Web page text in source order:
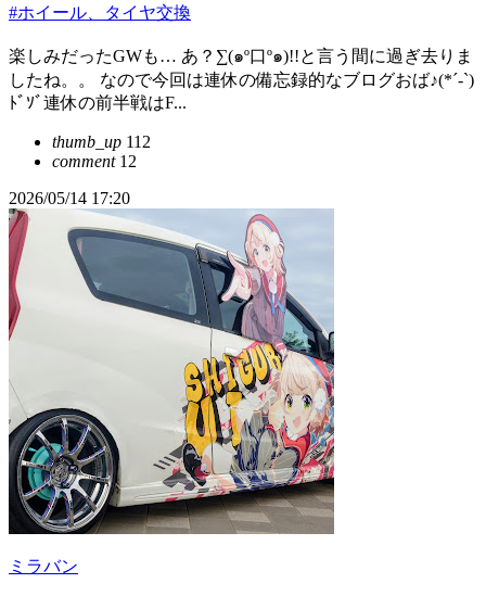
#ホイール、タイヤ交換
楽しみだったGWも… あ？∑(๑º口º๑)!!と言う間に過ぎ去りま
したね。。 なので今回は連休の備忘録的なブログおば♪(*´-`)
ﾄﾞｿﾞ連休の前半戦はF...
thumb_up 112
comment12
2026/05/14 17:20
ミラバン